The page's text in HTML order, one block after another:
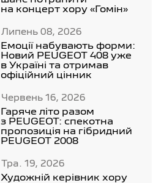
на концерт хору «Гомін»
Липень 08, 2026
Емоції набувають форми:
Новий PEUGEOT 408 уже
в Україні та отримав
офіційний цінник
Червень 16, 2026
Гаряче літо разом
з PEUGEOT: спекотна
пропозиція на гібридний
PEUGEOT 2008
Тра. 19, 2026
Художній керівник хору